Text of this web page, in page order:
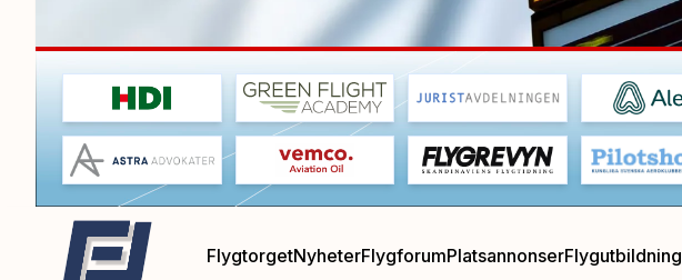
FlygtorgetNyheterFlygforumPlatsannonserFlygutbildning